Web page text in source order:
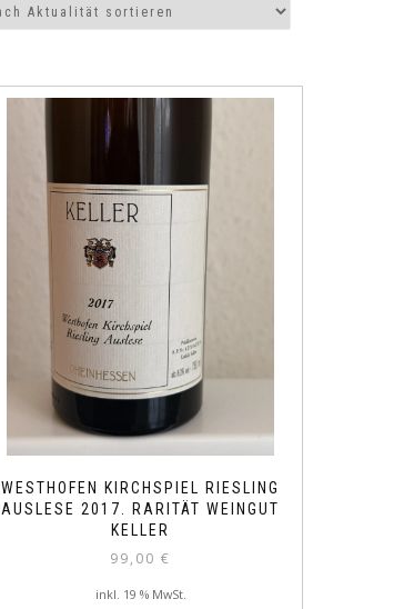
WESTHOFEN KIRCHSPIEL RIESLING
AUSLESE 2017. RARITÄT WEINGUT
KELLER
99,00€
inkl. 19 % MwSt.